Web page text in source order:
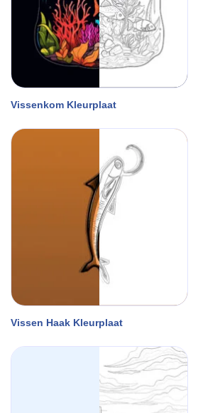
Vissenkom Kleurplaat
Vissen Haak Kleurplaat